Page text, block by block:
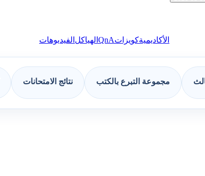
الأكاديميةكويزاتQnA الهياكل الفيديوهات
مجموعة التبرع بالكتب نتائج الامتحانات